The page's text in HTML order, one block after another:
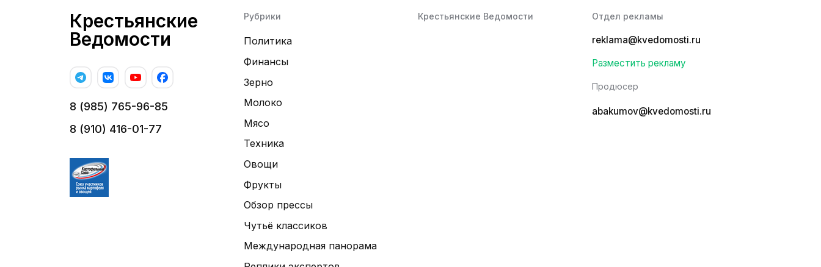
Крестьянские
Ведомости
8 (985) 765-96-85
8 (910) 416-01-77
Рубрики
Политика
Финансы
Зерно
Молоко
Мясо
Техника
Овощи
Фрукты
Обзор прессы
Чутьё классиков
Международная панорама
Крестьянские Ведомости Отдел рекламы
reklama@kvedomosti.ru
Разместить рекламу
Продюсер
abakumov@kvedomosti.ru